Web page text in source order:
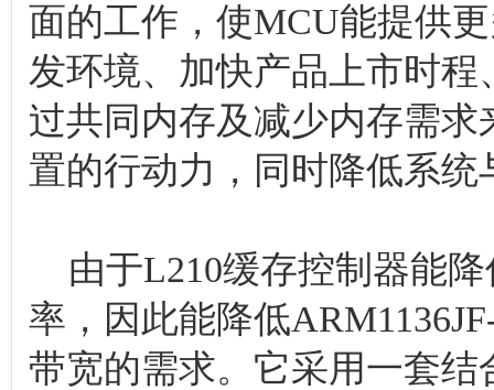
面的工作，使MCU能提供
发环境、加快产品上市时
过共同内存及减少内存需
置的行动力，同时降低系统
由于L210缓存控制器能降
率，因此能降低
带宽的需求。它采用一套